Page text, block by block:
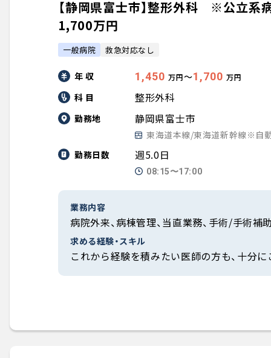
【静岡県富士市】整形外科 ※公立
1,700万円
一般病院 救急対応なし
年 収 1,450 万円〜1,700 万円
科 目 整形外科
勤務地 静岡県富士市
東海道本線/東海道新幹線※自
勤務日数
週5.0日
08:15〜17:00
業務内容
病院外来、病棟管理、当直業務、手術/手術補
求める経験・スキル
これから経験を積みたい医師の方も、十分